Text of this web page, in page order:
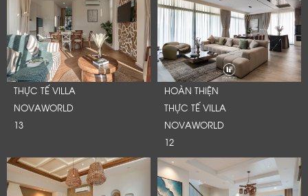
THỰC TẾ VILLA
NOVAWORLD
13
HOÀN THIỆN
THỰC TẾ VILLA
NOVAWORLD
12